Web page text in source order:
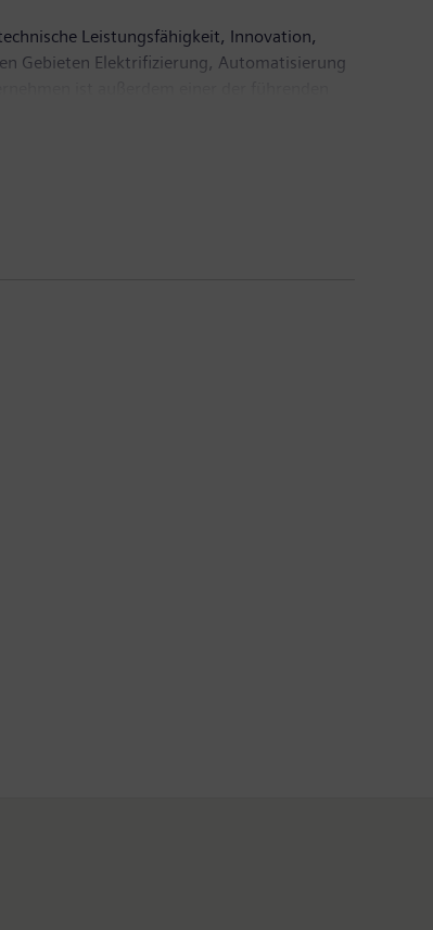
Leistungsfähigkeit, Innovation,
Gebieten Elektrifizierung, Automatisierung
, Antriebs- und Softwarelösungen